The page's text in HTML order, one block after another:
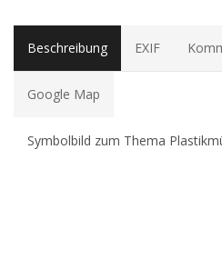
Beschreibung EXIF
Google Map
Symbolbild zum Thema